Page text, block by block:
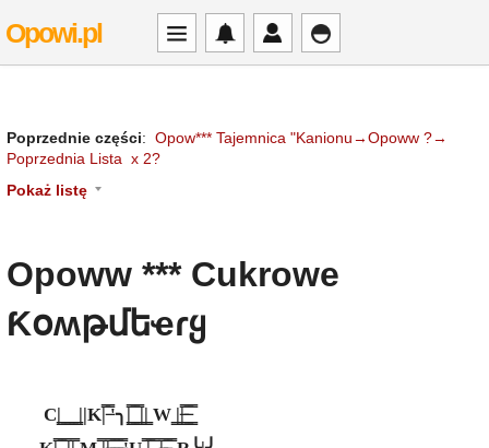
Opowi.pl
Poprzednie części: Opow*** Tajemnica "Kanionu→Opoww ?→
Poprzednia Lista x 2?
Pokaż listę
Opoww *** Cukrowe
Ƙօʍթմեҽɾყ
C|͇ ͇ ͇ ͇ ͇||K|̿ ̶̿'╮|͇̿ ͇̿ ͇̿||͇ W ͇||̶͇̿ ̶͇̿ ͇̿